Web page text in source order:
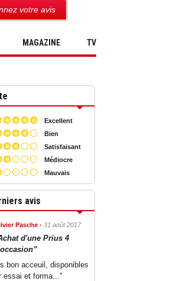
MAGAZINE TV
votre avis
Excellent
Bien
Satisfaisant
Médiocre
Mauvais
avis
Pasche - 31 août 2017
d'une Prius 4
bon acceuil, disponibles
essai et forma...”